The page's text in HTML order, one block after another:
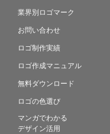
業界別ロゴマーク
お問い合わせ
ロゴ制作実績
ロゴ作成マニュアル
無料ダウンロード
ロゴの色選び
マンガでわかる
デザイン活用